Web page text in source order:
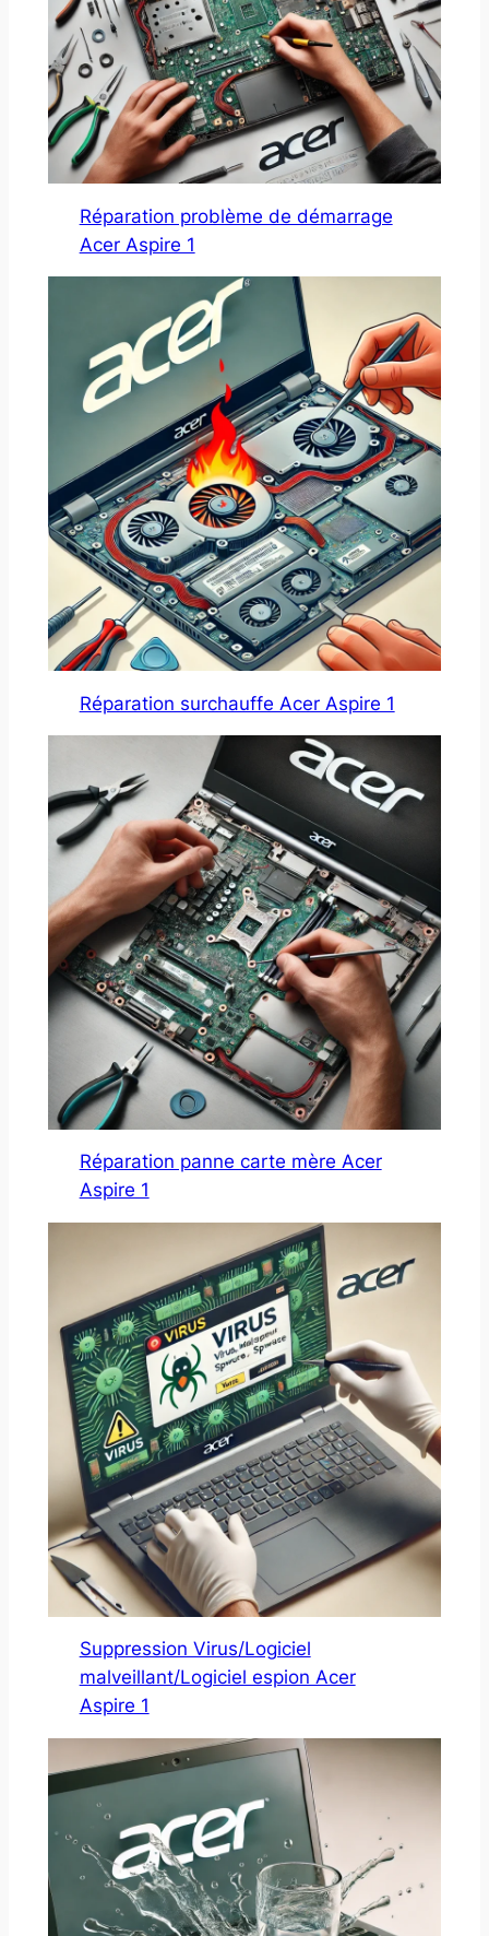
Réparation problème de démarrage
Acer Aspire 1
Réparation surchauffe Acer Aspire 1
Réparation panne carte mère Acer
Aspire 1
Suppression Virus/Logiciel
malveillant/Logiciel espion Acer
Aspire 1